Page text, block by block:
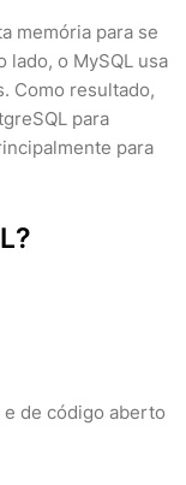
memória para se
lado, o MySQL usa
Como resultado,
para
para
de código aberto